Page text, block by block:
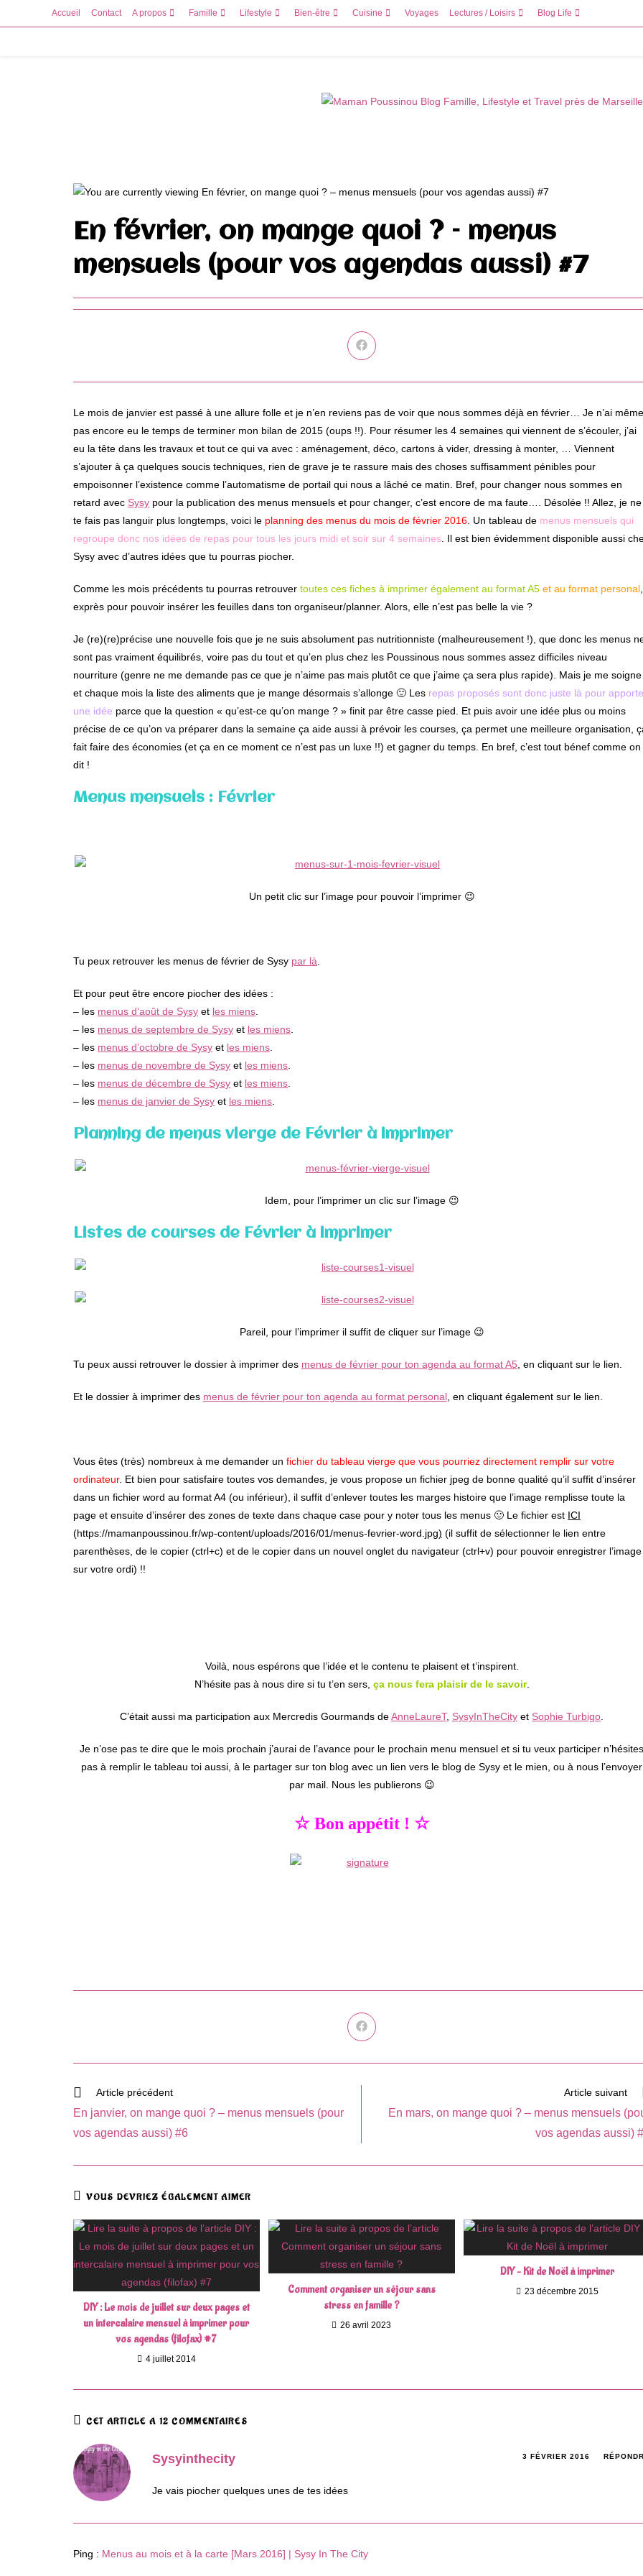
to
Accueil Contact A propos Famille Lifestyle Bien-être Cuisine Voyages Lectures / Loisirs Blog Life
En février, on mange quoi ? – menus
mensuels (pour vos agendas aussi) #7
Ouvrir
dans
autre
Le mois de janvier est passé à une allure folle et je n’en reviens pas de voir que nous sommes déjà en février… Je n’ai même
pas encore eu le temps de terminer mon bilan de 2015 (oups !!). Pour résumer les 4 semaines qui viennent de s’écouler, j’ai
eu la tête dans les travaux et tout ce qui va avec : aménagement, déco, cartons à vider, dressing à monter, … Viennent
s’ajouter à ça quelques soucis techniques, rien de grave je te rassure mais des choses suffisamment pénibles pour
empoisonner l’existence comme l’automatisme de portail qui nous a lâché ce matin. Bref, pour changer nous sommes en
retard avec Sysy pour la publication des menus mensuels et pour changer, c’est encore de ma faute…. Désolée !! Allez, je ne
te fais pas languir plus longtemps, voici le planning des menus du mois de février 2016 . Un tableau de menus mensuels qui
regroupe donc nos idées de repas pour tous les jours midi et soir sur 4 semaines . Il est bien évidemment disponible aussi
Sysy avec d’autres idées que tu pourras piocher.
Comme les mois précédents tu pourras retrouver toutes ces fiches à imprimer également au format A5 et au format personal
exprès pour pouvoir insérer les feuilles dans ton organiseur/planner. Alors, elle n’est pas belle la vie ?
Je (re)(re)précise une nouvelle fois que je ne suis absolument pas nutritionniste (malheureusement !), que donc les menus
sont pas vraiment équilibrés, voire pas du tout et qu’en plus chez les Poussinous nous sommes assez difficiles niveau
nourriture (genre ne me demande pas ce que je n’aime pas mais plutôt ce que j’aime ça sera plus rapide). Mais je me soigne
et chaque mois la liste des aliments que je mange désormais s’allonge 🙂 Les repas proposés sont donc juste là pour
une idée parce que la question « qu’est-ce qu’on mange ? » finit par être casse pied. Et puis avoir une idée plus ou moins
précise de ce qu’on va préparer dans la semaine ça aide aussi à prévoir les courses, ça permet une meilleure organisation,
fait faire des économies (et ça en ce moment ce n’est pas un luxe !!) et gagner du temps. En bref, c’est tout bénef comme on
dit !
Menus mensuels : Février
Un petit clic sur l’image pour pouvoir l’imprimer 😉
Tu peux retrouver les menus de février de Sysy par là
Et pour peut être encore piocher des idées :
– les menus d’août de Sysy et les miens
– les menus de septembre de Sysy et les miens
– les menus d’octobre de Sysy et les miens
– les menus de novembre de Sysy et les miens
– les menus de décembre de Sysy et les miens
– les menus de janvier de Sysy et les miens
Planning de menus vierge de Février à imprimer
Idem, pour l’imprimer un clic sur l’image 😉
Listes de courses de Février à imprimer
Pareil, pour l’imprimer il suffit de cliquer sur l’image 😉
Tu peux aussi retrouver le dossier à imprimer des menus de février pour ton agenda au format A5 , en cliquant sur le lien.
Et le dossier à imprimer des menus de février pour ton agenda au format personal , en cliquant également sur le lien.
Vous êtes (très) nombreux à me demander un fichier du tableau vierge que vous pourriez directement remplir sur votre
ordinateur. Et bien pour satisfaire toutes vos demandes, je vous propose un fichier jpeg de bonne qualité qu’il suffit d’insérer
dans un fichier word au format A4 (ou inférieur), il suffit d’enlever toutes les marges histoire que l’image remplisse toute la
page et ensuite d’insérer des zones de texte dans chaque case pour y noter tous les menus 🙂 Le fichier est ICI
(https://mamanpoussinou.fr/wp-content/uploads/2016/01/menus-fevrier-word.jpg) (il suffit de sélectionner le lien entre
parenthèses, de le copier (ctrl+c) et de le copier dans un nouvel onglet du navigateur (ctrl+v) pour pouvoir enregistrer l’image
sur votre ordi) !!
Voilà, nous espérons que l’idée et le contenu te plaisent et t’inspirent.
N’hésite pas à nous dire si tu t’en sers, ça nous fera plaisir de le savoir.
C’était aussi ma participation aux Mercredis Gourmands deAnneLaureT, SysyInTheCity et Sophie Turbigo
Je n’ose pas te dire que le mois prochain j’aurai de l’avance pour le prochain menu mensuel et si tu veux participer n’hésites
pas à remplir le tableau toi aussi, à le partager sur ton blog avec un lien vers le blog de Sysy et le mien, ou à nous l’envoyer
par mail. Nous les publierons 😉
☆ Bon appétit ! ☆
Ouvrir
dans
autre
Read
articles
Article précédent
En janvier, on mange quoi ? – menus mensuels (pour
vos agendas aussi) #6
Article suivant
En mars, on mange quoi ? – menus mensuels
vos agendas aussi)
VOUS DEVRIEZ ÉGALEMENT AIMER
DIY : Le mois de juillet sur deux pages et
un intercalaire mensuel à imprimer pour
vos agendas (filofax) #7
4 juillet 2014
Comment organiser un séjour sans
stress en famille ?
26 avril 2023
DIY – Kit de Noël à imprimer
23 décembre 2015
CET ARTICLE A 12 COMMENTAIRES
Sysyinthecity 3 FÉVRIER 2016
Je vais piocher quelques unes de tes idées
Ping : Menus au mois et à la carte [Mars 2016] | Sysy In The City